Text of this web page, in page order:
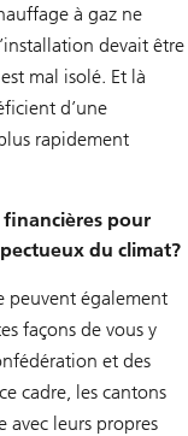
à gaz ne
devait être
mal isolé. Et là
d’une
rapidement
financières pour
du climat?
peuvent également
façons de vous y
et des
cadre, les cantons
leurs propres